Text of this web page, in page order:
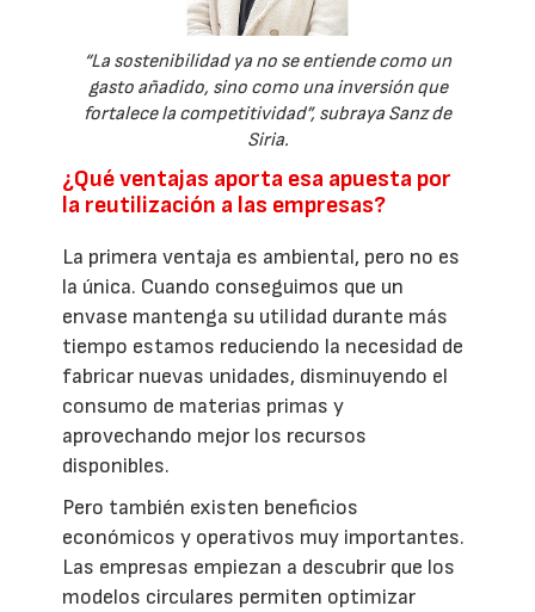
“La sostenibilidad ya no se entiende como un
gasto añadido, sino como una inversión que
fortalece la competitividad”, subraya Sanz de
Siria.
¿Qué ventajas aporta esa apuesta por
la reutilización a las empresas?
La primera ventaja es ambiental, pero no es
la única. Cuando conseguimos que un
envase mantenga su utilidad durante más
tiempo estamos reduciendo la necesidad de
fabricar nuevas unidades, disminuyendo el
consumo de materias primas y
aprovechando mejor los recursos
disponibles.
Pero también existen beneficios
económicos y operativos muy importantes.
Las empresas empiezan a descubrir que los
modelos circulares permiten optimizar